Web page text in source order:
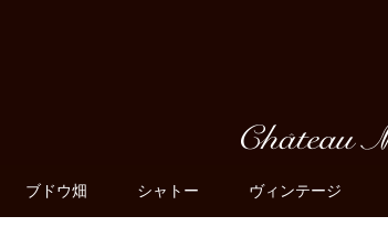
ブドウ畑 シャトー ヴィンテージ